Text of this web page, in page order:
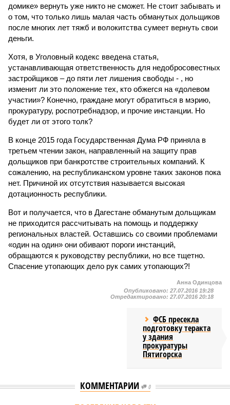
домике» вернуть уже никто не сможет. Не стоит забывать и
о том, что только лишь малая часть обманутых дольщиков
после многих лет тяжб и волокитства сумеет вернуть свои
деньги.
Хотя, в Уголовный кодекс введена статья,
устанавливающая ответственность для недобросовестных
застройщиков – до пяти лет лишения свободы - , но
изменит ли это положение тех, кто обжегся на «долевом
участии»? Конечно, граждане могут обратиться в мэрию,
прокуратуру, роспотребнадзор, и прочие инстанции. Но
будет ли от этого толк?
В конце 2015 года Государственная Дума РФ приняла в
третьем чтении закон, направленный на защиту прав
дольщиков при банкротстве строительных компаний. К
сожалению, на республиканском уровне таких законов пока
нет. Причиной их отсутствия называется высокая
дотационность республики.
Вот и получается, что в Дагестане обманутым дольщикам
не приходится рассчитывать на помощь и поддержку
региональных властей. Оставшись со своими проблемами
«один на один» они обивают пороги инстанций,
обращаются к руководству республики, но все тщетно.
Спасение утопающих дело рук самих утопающих?!
Анна Одинцова
Опубликовано: 27.07.2016 19:28
Отредактировано: 27.07.2016 20:18
ФСБ пресекла
подготовку теракта
у здания
прокуратуры
Пятигорска
КОММЕНТАРИИ 0